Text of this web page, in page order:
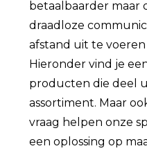
betaalbaarder maar
draadloze
afstand uit te
Hieronder vind je
producten die deel
assortiment. Maar
vraag helpen onze
een oplossing op